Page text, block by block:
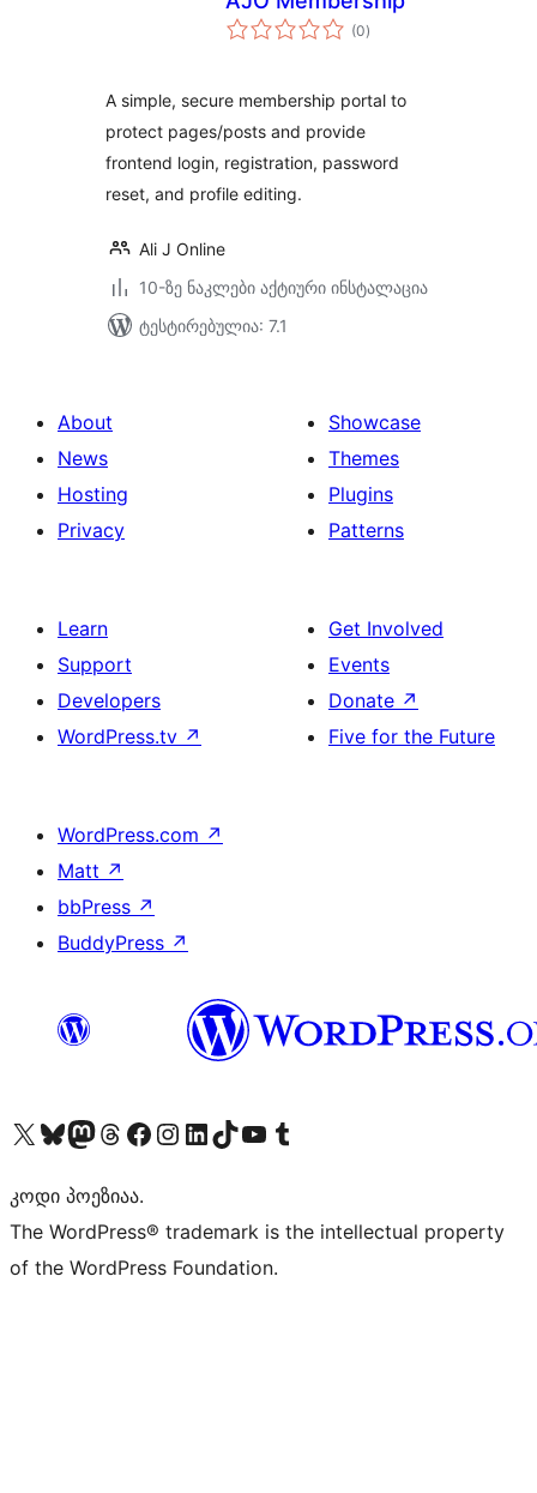
(0საერთო
რეიტინგი
)
A simple, secure membership portal to
protect pages/posts and provide
frontend login, registration, password
reset, and profile editing.
Ali J Online
10-ზე ნაკლები აქტიური ინსტალაცია
ტესტირებულია: 7.1
About
News
Hosting
Privacy
Showcase
Themes
Plugins
Patterns
Learn
Support
Developers
WordPress.tv ↗
Get Involved
Events
Donate ↗
Five for the Future
WordPress.com ↗
Matt ↗
bbPress ↗
BuddyPress ↗
Visit our X (formerly Twitter) account
Visit our Bluesky account
Visit our Mastodon account
Visit our Threads account
Visit our Facebook page
Visit our Instagram account
Visit our LinkedIn account
Visit our TikTok account
Visit our YouTube channel
Visit our Tumblr account
კოდი პოეზიაა.
The WordPress® trademark is the intellectual property
of the WordPress Foundation.